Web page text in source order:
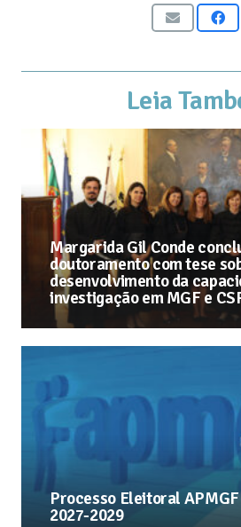
Leia
Margarida Gil Conde
doutoramento com tese
desenvolvimento da
investigação em MGF e
Processo Eleitoral
2027-2029